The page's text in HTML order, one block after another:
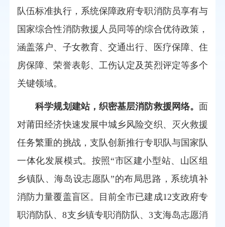
队伍标准执行，系统保障政府专职消防员享有与
国家综合性消防救援人员同等的综合优待政策，
涵盖落户、子女教育、交通出行、医疗保障、住
房保障、荣誉表彰、工伤认定及英烈评定等多个
关键领域。
科学规划建站，织密基层消防救援网络。面
对莆田经济快速发展中城乡风险交织、灭火救援
任务繁重的挑战，支队创新推行专职队与国家队
一体化发展模式。按照“市区建小型站、山区组
乡镇队、海岛设志愿队”的布局思路，系统填补
消防力量覆盖盲区。目前全市已建成12支政府专
职消防队、8支乡镇专职消防队、3支海岛志愿消